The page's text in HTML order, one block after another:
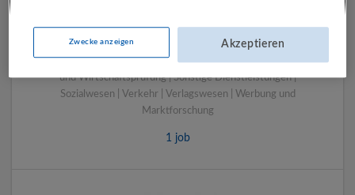
Gesundheitswesen | Herstellung von Waren | IT-
Dienstleistungen | Kunst, Unterhaltung und Erholung | Land-
und Forstwirtschaft | Öffentliche Verwaltung | Rechtsberatung
und Wirtschaftsprüfung | Sonstige Dienstleistungen |
Sozialwesen | Verkehr | Verlagswesen | Werbung und
Marktforschung
1 job
Zwecke anzeigen Akzeptieren